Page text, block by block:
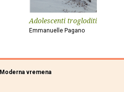
Adolescenti trogloditi
Emmanuelle Pagano
Moderna vremena